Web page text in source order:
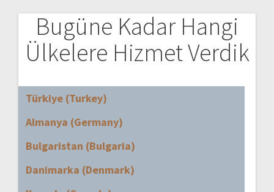
Bugüne Kadar Hangi
Ülkelere Hizmet Verdik
Türkiye (Turkey)
Almanya (Germany)
Bulgaristan (Bulgaria)
Danimarka (Denmark)